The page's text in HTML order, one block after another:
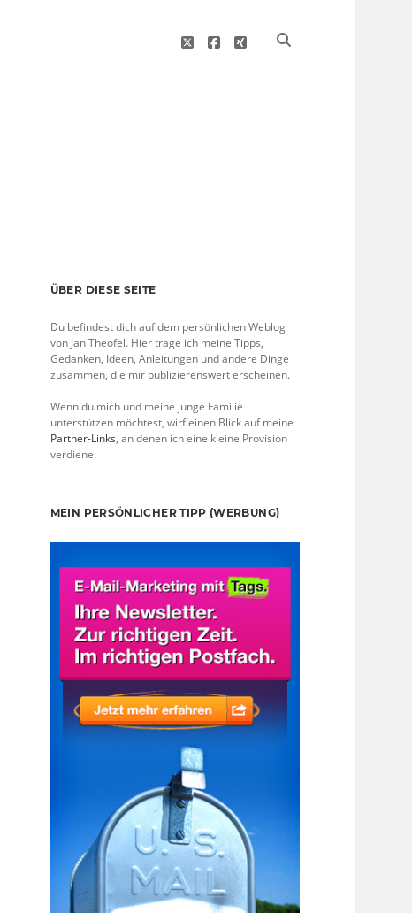
twitterfacebook
xing
Sidebar
ÜBER DIESE SEITE
Du befindest dich auf dem persönlichen Weblog
von Jan Theofel. Hier trage ich meine Tipps,
Gedanken, Ideen, Anleitungen und andere Dinge
zusammen, die mir publizierenswert erscheinen.
Wenn du mich und meine junge Familie
unterstützen möchtest, wirf einen Blick auf meine
Partner-Links, an denen ich eine kleine Provision
verdiene.
MEIN PERSÖNLICHER TIPP (WERBUNG)